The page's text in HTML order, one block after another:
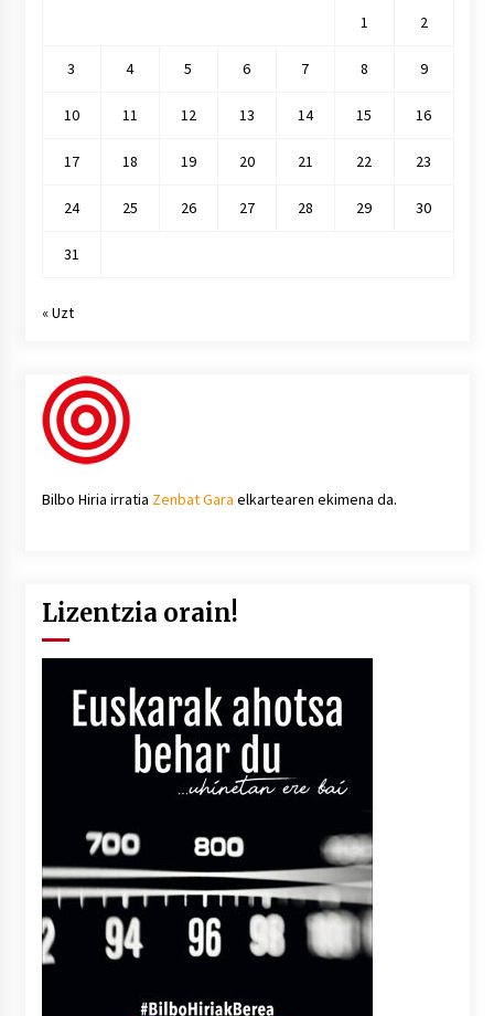
1
2
3 4 5 6 7 8 9
10 11 12 13 14 15 16
17 18 19 20 21 22 23
24 25 26 27 28 29 30
31
« Uzt
Bilbo Hiria irratia Zenbat Gara elkartearen ekimena da.
Lizentzia orain!